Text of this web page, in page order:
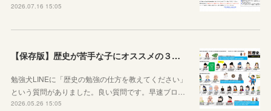
2026.07.16 15:05
【保存版】歴史が苦手な子にオススメの３つの勉強法！オリジナルプリントもご紹介！
勉強犬LINEに「歴史の勉強の仕方を教えてください」
という質問がありました。良い質問です。早速ブロ…
2026.05.26 15:05